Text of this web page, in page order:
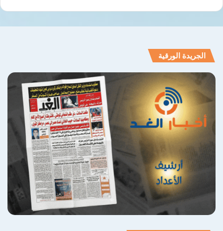
الجريدة الورقية